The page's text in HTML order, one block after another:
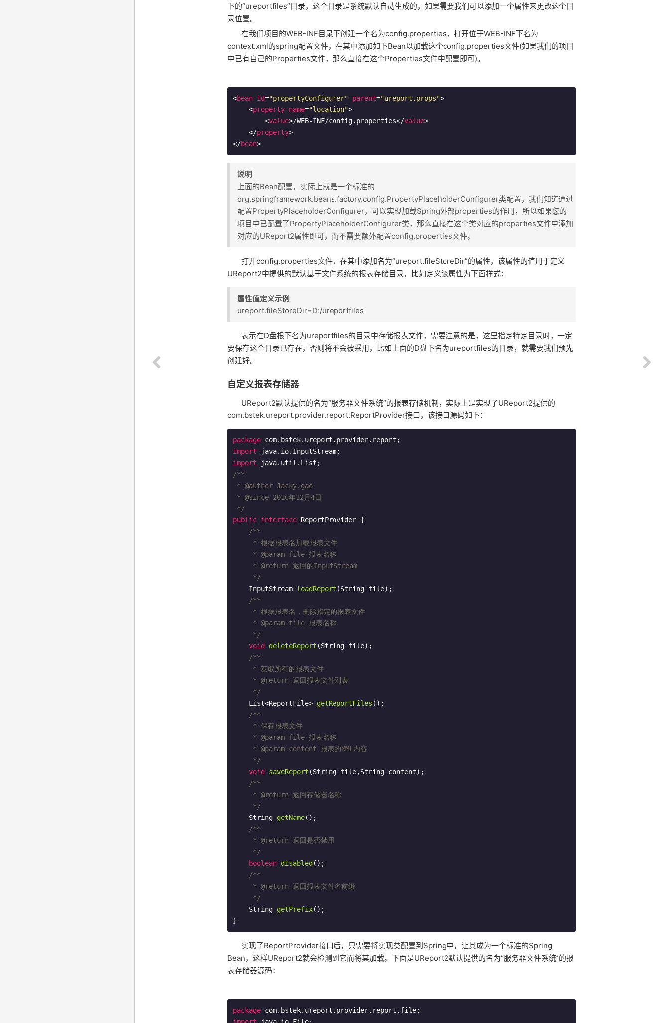
下的“ureportfiles”目录，这个目录是系统默认自动生成的，如果需要我们可以添加一个属性来更改这个目
录位置。
在我们项目的WEB-INF目录下创建一个名为config.properties，打开位于WEB-INF下名为
context.xml的spring配置文件，在其中添加如下Bean以加载这个config.properties文件(如果我们的项目
中已有自己的Properties文件，那么直接在这个Properties文件中配置即可)。
<bean id="propertyConfigurer" parent="ureport.props">
<property name="location">
<value>/WEB-INF/config.properties</value>
</property>
</bean>
说明
上面的Bean配置，实际上就是一个标准的
org.springframework.beans.factory.config.PropertyPlaceholderConfigurer类配置，我们知道通过
配置PropertyPlaceholderConfigurer，可以实现加载Spring外部properties的作用，所以如果您的
项目中已配置了PropertyPlaceholderConfigurer类，那么直接在这个类对应的properties文件中添加
对应的UReport2属性即可，而不需要额外配置config.properties文件。
打开config.properties文件，在其中添加名为“ureport.fileStoreDir”的属性，该属性的值用于定义
UReport2中提供的默认基于文件系统的报表存储目录，比如定义该属性为下面样式：
属性值定义示例
ureport.fileStoreDir=D:/ureportfiles
表示在D盘根下名为ureportfiles的目录中存储报表文件，需要注意的是，这里指定特定目录时，一定
要保存这个目录已存在，否则将不会被采用，比如上面的D盘下名为ureportfiles的目录，就需要我们预先
创建好。
自定义报表存储器
UReport2默认提供的名为“服务器文件系统”的报表存储机制，实际上是实现了UReport2提供的
com.bstek.ureport.provider.report.ReportProvider接口，该接口源码如下：
package
import
import
/**
* @author Jacky.gao
* @since 2016年12月4日
*/
public interface ReportProvider {
/**
     *
@param file 报表名称
     *
@return 返回的InputStream
     */
InputStream loadReport (String file) ;
/**
     *
@param file 报表名称
     */
void
deleteReport (String file) ;
/**
     *
@return 返回报表文件列表
     */
List<ReportFile> getReportFiles () ;
/**
     *
@param file 报表名称
     *
@param content 报表的XML内容
     */
void
saveReport (String file,String content) ;
/**
     *
@return 返回存储器名称
     */
String getName() ;
/**
     *
@return 返回是否禁用
     */
boolean disabled () ;
/**
     *
@return 返回报表文件名前缀
     */
String getPrefix() ;
}
实现了ReportProvider接口后，只需要将实现类配置到Spring中，让其成为一个标准的Spring
Bean，这样UReport2就会检测到它而将其加载。下面是UReport2默认提供的名为“服务器文件系统”的报
表存储器源码：
package
import